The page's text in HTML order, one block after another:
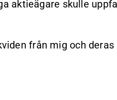
aktieägare skulle
från mig och